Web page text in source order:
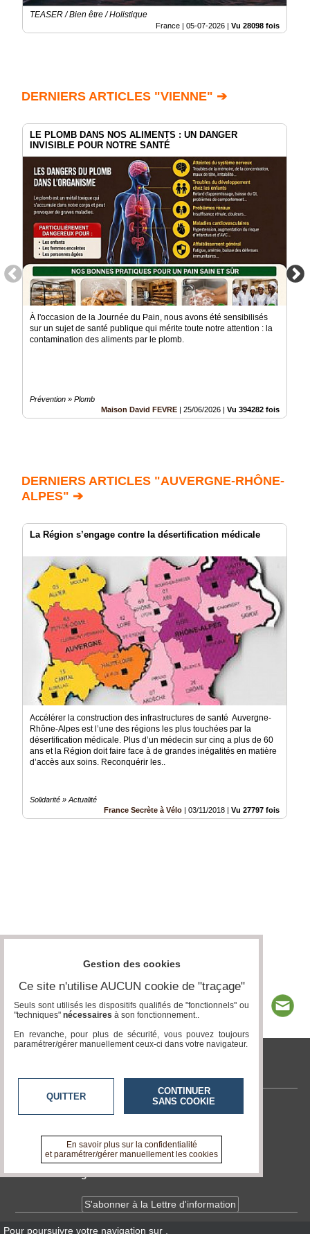
TEASER / Bien être / Holistique
France | 05-07-2026 | Vu 28098 fois
DERNIERS ARTICLES "VIENNE" ➔
LE PLOMB DANS NOS ALIMENTS : UN DANGER
INVISIBLE POUR NOTRE SANTÉ
À l'occasion de la Journée du Pain, nous avons été sensibilisés
sur un sujet de santé publique qui mérite toute notre attention : la
contamination des aliments par le plomb.
Prévention » Plomb
Maison David FEVRE
25/06/2026 Vu 394282 fois
DERNIERS ARTICLES "AUVERGNE-RHÔNE-
ALPES" ➔
La Région s’engage contre la désertification médicale
Accélérer la construction des infrastructures de santé Auvergne-
Rhône-Alpes est l’une des régions les plus touchées par la
désertification médicale. Plus d’un médecin sur cinq a plus de 60
ans et la Région doit faire face à de grandes inégalités en matière
d’accès aux soins. Reconquérir les..
Solidarité » Actualité
France Secrète à Vélo | 03/11/2018 | Vu 27797 fois
tvlocale.fr
Contactez-nous
A propos de tvlocale.fr
Devenir délégué
S'abonner à la Lettre d'information
Pour poursuivre votre navigation sur
Gestion des cookies
Ce site n'utilise AUCUN cookie de "traçage"
Seuls sont utilisés les dispositifs qualifiés de "fonctionnels" ou
"techniques" nécessaires à son fonctionnement..
En revanche, pour plus de sécurité, vous pouvez toujours
paramétrer/gérer manuellement ceux-ci dans votre navigateur.
QUITTER
CONTINUER
SANS COOKIE
En savoir plus sur la confidentialité
et paramétrer/gérer manuellement les cookies